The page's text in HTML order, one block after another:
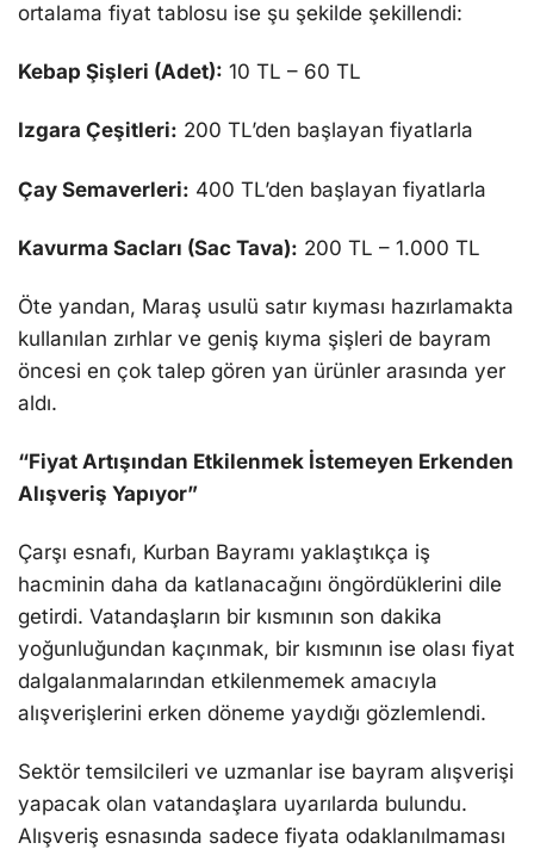
ortalama fiyat tablosu ise şu şekilde şekillendi:
Kebap Şişleri (Adet): 10 TL – 60 TL
Izgara Çeşitleri: 200 TL’den başlayan fiyatlarla
Çay Semaverleri: 400 TL’den başlayan fiyatlarla
Kavurma Sacları (Sac Tava): 200 TL – 1.000 TL
Öte yandan, Maraş usulü satır kıyması hazırlamakta
kullanılan zırhlar ve geniş kıyma şişleri de bayram
öncesi en çok talep gören yan ürünler arasında yer
aldı.
“Fiyat Artışından Etkilenmek İstemeyen Erkenden
Alışveriş Yapıyor”
Çarşı esnafı, Kurban Bayramı yaklaştıkça iş
hacminin daha da katlanacağını öngördüklerini dile
getirdi. Vatandaşların bir kısmının son dakika
yoğunluğundan kaçınmak, bir kısmının ise olası fiyat
dalgalanmalarından etkilenmemek amacıyla
alışverişlerini erken döneme yaydığı gözlemlendi.
Sektör temsilcileri ve uzmanlar ise bayram alışverişi
yapacak olan vatandaşlara uyarılarda bulundu.
Alışveriş esnasında sadece fiyata odaklanılmaması